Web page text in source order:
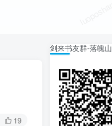
19
剑来书友群-落魄山